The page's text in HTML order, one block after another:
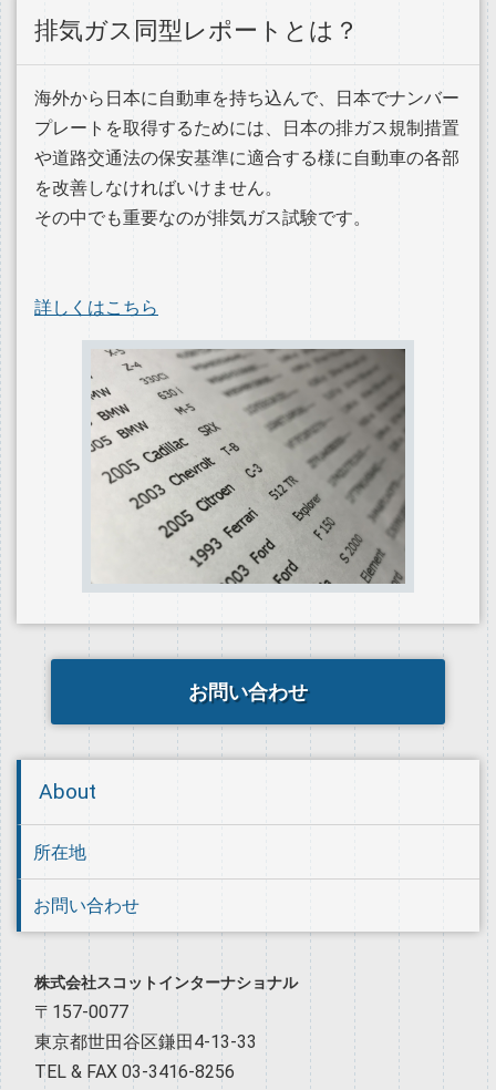
排気ガス同型レポートとは？
海外から日本に自動車を持ち込んで、日本でナンバー
プレートを取得するためには、日本の排ガス規制措置
や道路交通法の保安基準に適合する様に自動車の各部
を改善しなければいけません。
その中でも重要なのが排気ガス試験です。
詳しくはこちら
お問い合わせ
About
所在地
お問い合わせ
株式会社スコットインターナショナル
〒157-0077
東京都世田谷区鎌田4-13-33
TEL & FAX 03-3416-8256